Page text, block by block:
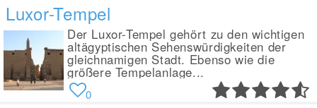
Luxor-Tempel
Der Luxor-Tempel gehört zu den wichtigen
altägyptischen Sehenswürdigkeiten der
gleichnamigen Stadt. Ebenso wie die
größere Tempelanlage...
0